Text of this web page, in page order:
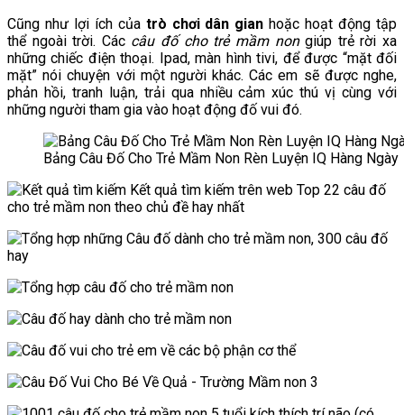
Cũng như lợi ích của trò chơi dân gian hoặc hoạt động tập
thể ngoài trời. Các câu đố cho trẻ mầm nongiúp trẻ rời xa
những chiếc điện thoại. Ipad, màn hình tivi, để được “mặt đối
mặt” nói chuyện với một người khác. Các em sẽ được nghe,
phản hồi, tranh luận, trải qua nhiều cảm xúc thú vị cùng với
những người tham gia vào hoạt động đố vui đó.
Bảng Câu Đố Cho Trẻ Mầm Non Rèn Luyện IQ Hàng Ngày